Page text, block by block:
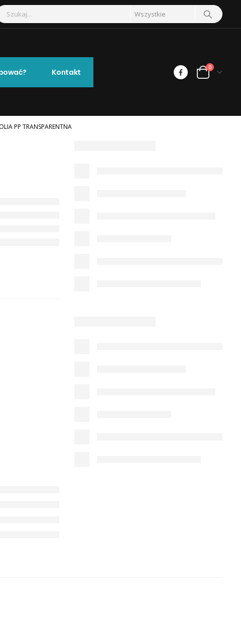
Kontakt 0
PP TRANSPARENTNA